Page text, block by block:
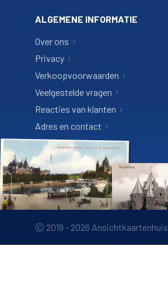
ALGEMENE INFORMATIE
Over ons
Privacy
Verkoopvoorwaarden
Veelgestelde vragen
Reacties van klanten
Adres en contact
Ⓒ 2019 - 2026 Ansichtkaartenhuis